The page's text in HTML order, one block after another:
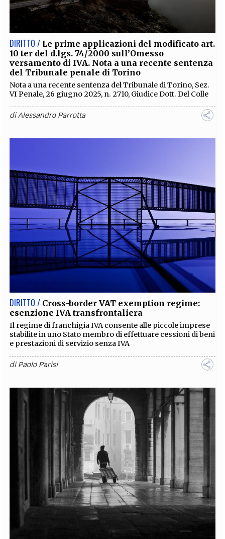
EXTRA
LIBRI PROCEEDINGS PUBBLICITÀ
SOCIAL MEDIA
DIRITTO / Le prime applicazioni del modificato art.
10 ter del d.lgs. 74/2000 sull’Omesso
versamento di IVA. Nota a una recente sentenza
del Tribunale penale di Torino
Nota a una recente sentenza del Tribunale di Torino, Sez.
VI Penale, 26 giugno 2025, n. 2710, Giudice Dott. Del Colle
diAlessandro Parrotta
DIRITTO / Cross-border VAT exemption regime:
esenzione IVA transfrontaliera
Il regime di franchigia IVA consente alle piccole imprese
stabilite in uno Stato membro di effettuare cessioni di beni
e prestazioni di servizio senza IVA
diPaolo Parisi